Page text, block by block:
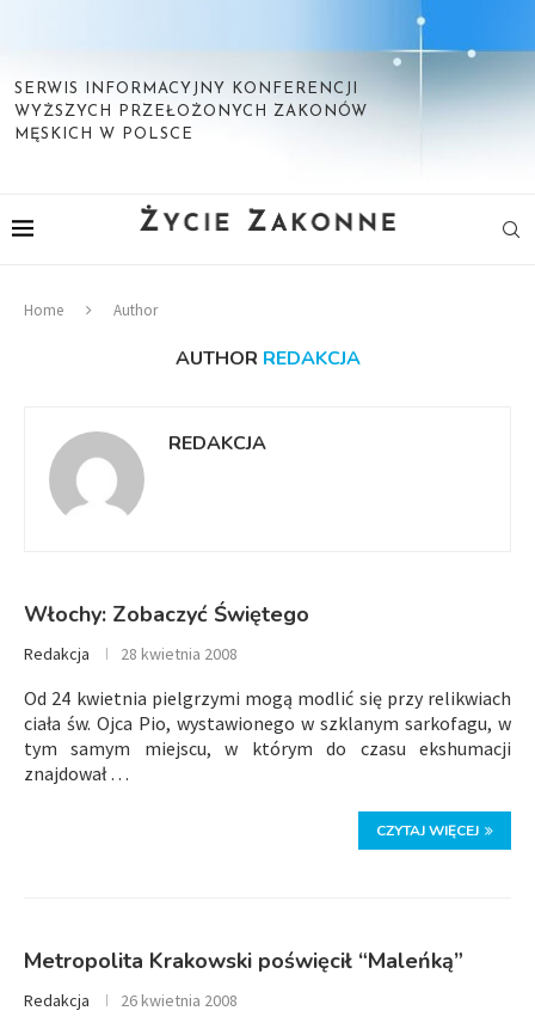
SERWIS INFORMACYJNY KONFERENCJI
WYŻSZYCH PRZEŁOŻONYCH ZAKONÓW
MĘSKICH W POLSCE
Home Author
AUTHOR REDAKCJA
REDAKCJA
Włochy: Zobaczyć Świętego
Redakcja 28 kwietnia 2008
Od 24 kwietnia pielgrzymi mogą modlić się przy relikwiach
ciała św. Ojca Pio, wystawionego w szklanym sarkofagu, w
tym samym miejscu, w którym do czasu ekshumacji
znajdował …
CZYTAJ WIĘCEJ
Metropolita Krakowski poświęcił “Maleńką”
Redakcja 26 kwietnia 2008